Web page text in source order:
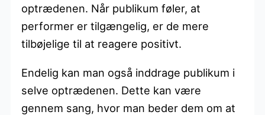
optrædenen. Når publikum føler, at
performer er tilgængelig, er de mere
tilbøjelige til at reagere positivt.
Endelig kan man også inddrage publikum i
selve optrædenen. Dette kan være
gennem sang, hvor man beder dem om at